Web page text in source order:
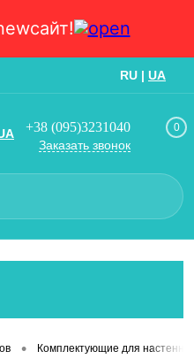
сайт!
RU | UA
+38 (095)3231040
Заказать звонок
0
• Комплектующие для